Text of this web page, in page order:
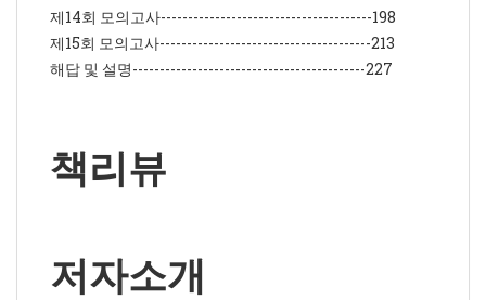
제14회 모의고사---------------------------------------198
제15회 모의고사---------------------------------------213
해답 및 설명-------------------------------------------227
책리뷰
저자소개